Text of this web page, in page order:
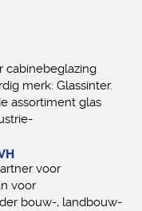
cabinebeglazing
merk: Glassinter.
assortiment glas
voor
voor
bouw-, landbouw-